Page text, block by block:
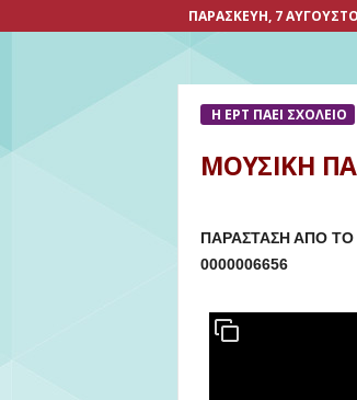
ΠΑΡΑΣΚΕΥΉ, 7
Η ΕΡΤ ΠΑΕΙ ΣΧΟΛΕΙΟ
ΜΟΥΣΙΚΗ
ΠΑΡΑΣΤΑΣΗ ΑΠΟ
0000006656